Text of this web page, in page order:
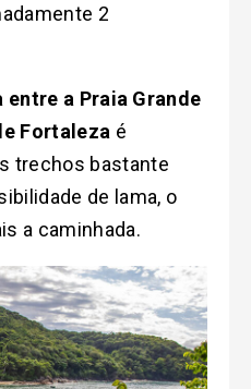
2
entre a Praia Grande
Fortaleza é
trechos bastante
de lama, o
a caminhada.